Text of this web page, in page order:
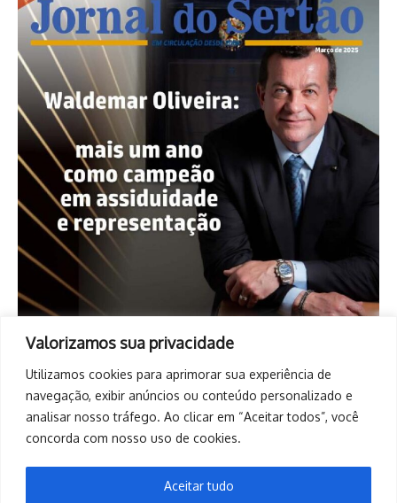
Valorizamos sua privacidade
Utilizamos cookies para aprimorar sua experiência de
navegação, exibir anúncios ou conteúdo personalizado e
analisar nosso tráfego. Ao clicar em “Aceitar todos”, você
concorda com nosso uso de cookies.
Aceitar tudo